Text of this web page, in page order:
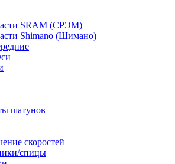
SRAM (СРЭМ)
Shimano (Шимано)
шатунов
скоростей
спицы